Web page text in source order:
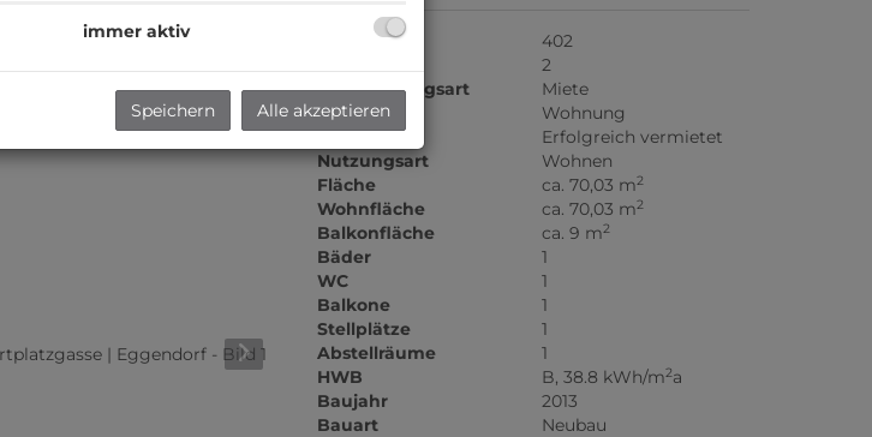
Objektnr.
402
2
Vermarktungsart
Miete
Objektart
Wohnung
Miete
Erfolgreich vermietet
Nutzungsart
Wohnen
Fläche
ca. 70,03 m2
Wohnfläche ca. 70,03 m2
Balkonfläche ca. 9 m2
Bäder
1
WC
1
Balkone
1
Stellplätze
1
Abstellräume
1
HWB
B, 38.8 kWh/m2a
Baujahr
2013
Bauart
Neubau
immer aktiv
Speichern Alle akzeptieren